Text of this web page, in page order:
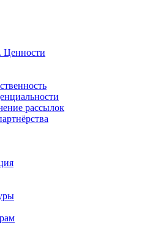
Ценности
рассылок